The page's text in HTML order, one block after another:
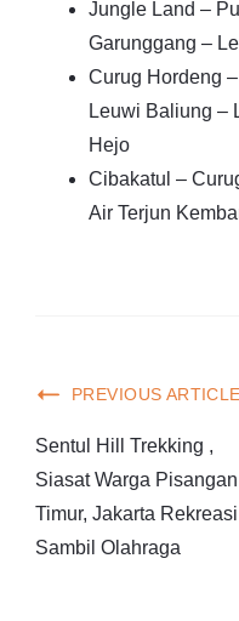
Jungle Land –
Garunggang –
Curug Hordeng
Leuwi Baliung –
Hejo
Cibakatul –
Air Terjun
PREVIOUS ARTICLE
Sentul Hill Trekking ,
Siasat Warga Pisangan
Timur, Jakarta Rekreasi
Sambil Olahraga